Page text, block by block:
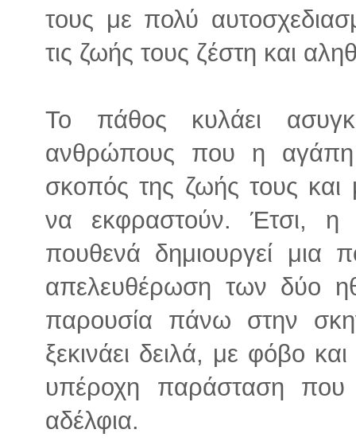
τους με πολύ
τις ζωής τους ζέστη και
Το πάθος κυλάει
ανθρώπους που η αγάπη
σκοπός της ζωής τους
να εκφραστούν. Έτσι,
πουθενά δημιουργεί μια
απελευθέρωση των δύο
παρουσία πάνω στην
ξεκινάει δειλά, με φόβο
υπέροχη παράσταση που
αδέλφια.